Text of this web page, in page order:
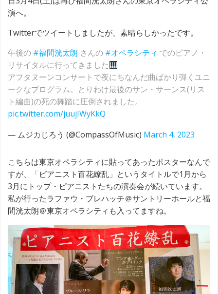
演へ。
Twitterでツイートしましたが、素晴らしかったです。
午後の #福間洸太朗 さんの #オペラシティ でのピアノ・
リサイタルに行ってきました
アフタヌーンコンサートで夜にちなんだ曲ばかり弾くユニ
ークなプログラム。とりわけ最後のサン・サーンス(リス
ト編曲)の死の舞踏に圧倒されました。
pic.twitter.com/juujIWyKkQ
— ムジカじろう (@CompassOfMusic) March 4, 2023
こちらは東京オペラシティに貼ってあったポスターなんで
すが、「ピアニスト百花繚乱」というタイトルで1月から
3月にトップ・ピアニストたちの演奏会が続いています。
私が行ったラファウ・ブレハッチ＠サントリーホールと福
間洸太朗＠東京オペラシティも入ってますね。